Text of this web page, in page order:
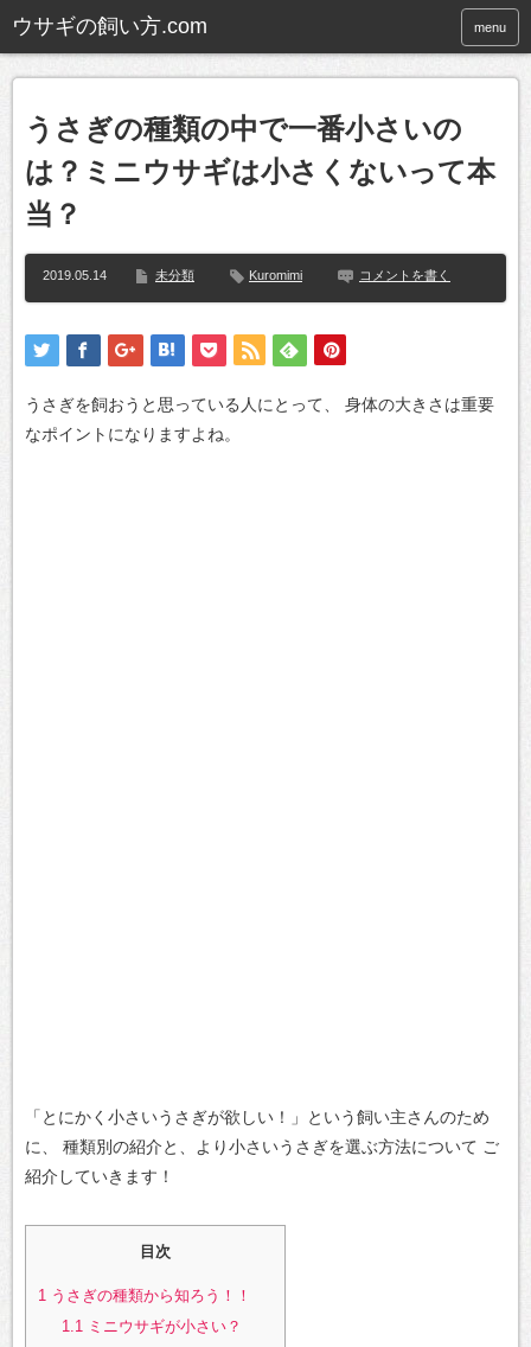
ウサギの飼い方.com menu
うさぎの種類の中で一番小さいの
は？ミニウサギは小さくないって本
当？
2019.05.14 未分類 Kuromimi コメントを書く
うさぎを飼おうと思っている人にとって、
身体の大きさは重要
なポイントになりますよね。
「とにかく小さいうさぎが欲しい！」という飼い主さんのため
に、
種類別の紹介と、より小さいうさぎを選ぶ方法について ご
紹介していきます！
目次
1 うさぎの種類から知ろう！！
1.1ミニウサギが小さい？